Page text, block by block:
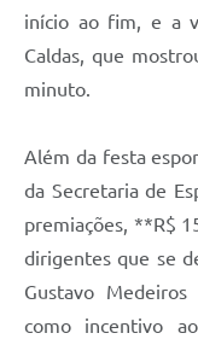
início ao fim, e a
Caldas, que
minuto.
Além da festa
da Secretaria de
premiações, **R$
dirigentes que se
Gustavo
como incentivo